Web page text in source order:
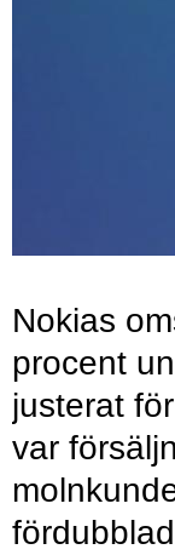
Nokias
procent
justerat
var